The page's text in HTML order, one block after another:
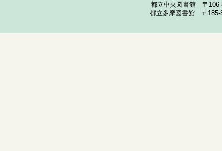
都立中央図書館 〒
都立多摩図書館 〒185-